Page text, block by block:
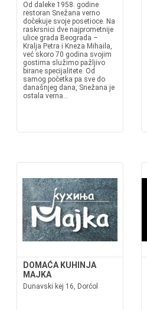
Od daleke 1958. godine
restoran Snežana verno
dočekuje svoje posetioce. Na
raskrsnici dve najprometnije
ulice grada Beograda –
Kralja Petra i Kneza Mihaila,
već skoro 70 godina svojim
gostima služimo pažljivo
birane specijalitete. Od
samog početka pa sve do
današnjeg dana, Snežana je
ostala verna...
DOMAĆA KUHINJA
MAJKA
Dunavski kej 16, Dorćol